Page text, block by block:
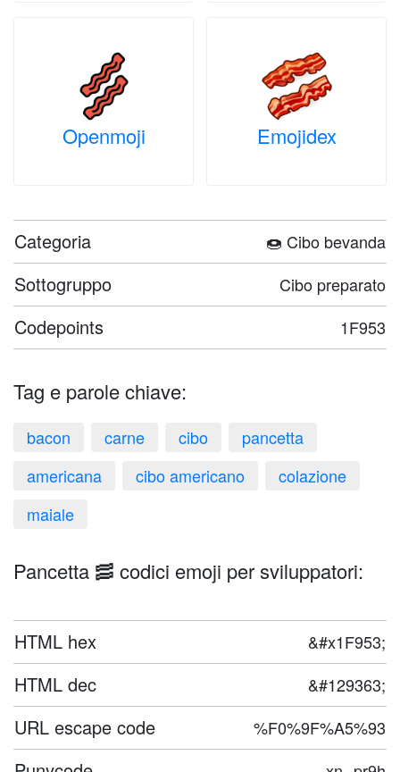
Openmoji Emojidex
Categoria 🍩 Cibo bevanda
Sottogruppo Cibo preparato
Codepoints 1F953
Tag e parole chiave:
bacon carne cibo
pancetta
americana
cibo americano
colazione
maiale
Pancetta 🥓 codici emoji per sviluppatori:
HTML hex &#x1F953;
HTML dec &#129363;
URL escape code %F0%9F%A5%93